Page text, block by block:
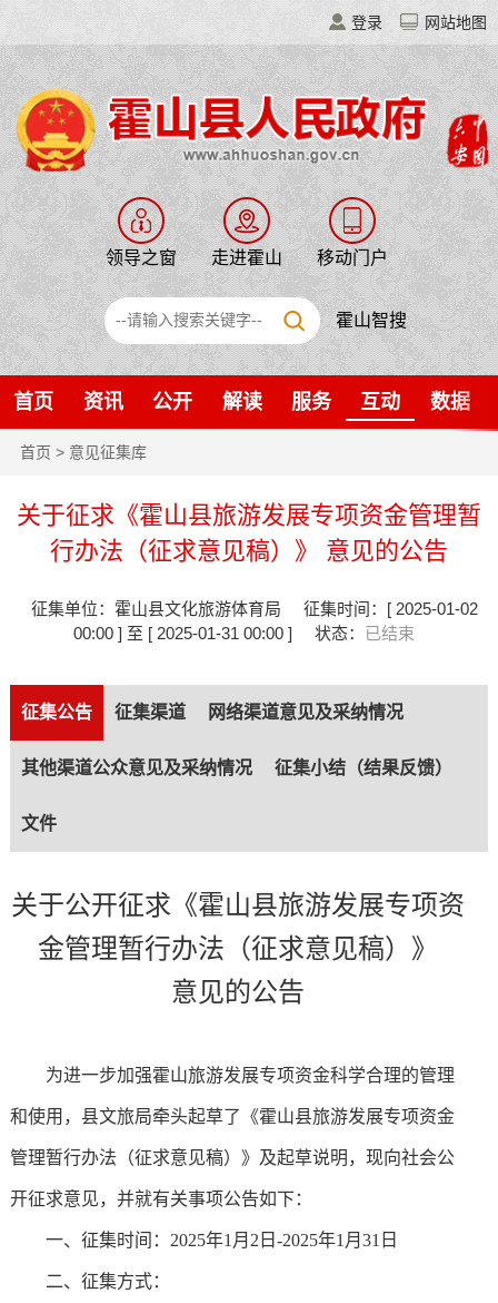
登录 网站地图
领导之窗 走进霍山 移动门户
霍山智搜
首页 资讯 公开 解读 服务 互动 数据
首页 > 意见征集库
关于征求《霍山县旅游发展专项资金管理暂
行办法（征求意见稿）》 意见的公告
征集单位：霍山县文化旅游体育局
征集时间：[ 2025-01-02
00:00 ] 至 [ 2025-01-31 00:00 ]
状态： 已结束
征集公告 征集渠道 网络渠道意见及采纳情况
其他渠道公众意见及采纳情况 征集小结（结果反馈）
文件
关于公开征求《霍山县旅游发展专项资
金管理暂行办法（征求意见稿）》
意见的公告
为进一步加强霍山旅游发展专项资金科学合理的管理
和使用，县文旅局牵头起草了《霍山县旅游发展专项资金
管理暂行办法（征求意见稿）》及起草说明，现向社会公
开征求意见，并就有关事项公告如下：
一、征集时间：2025年1月2日-2025年1月31日
二、征集方式：